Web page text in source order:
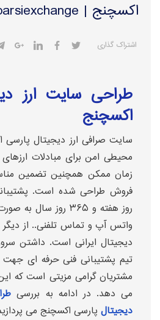
اکسچنج | parsiexchange
اشتراک گذاری
طراحی سایت ارز
اکسچنج
سایت صرافی ارز دیجیتال
محیطی امن برای مبادلات
زمان ممکن همچنین تضمین
روز هفته و ۳۶۵ روز
واتس آپ و تماس تلفنی.. از دیگر
دیجیتال ایرانی است. داشتن
تیم پشتیبانی فنی حرفه ای جهت
مشتریان گرامی مزیتی است که
می دهد. در ادامه به بررسی
دیجیتال پارسی اکسچنج می